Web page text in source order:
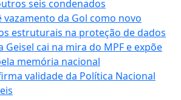
seis condenados
vazamento da Gol como novo
estruturais na proteção de dados
cai na mira do MPF e expõe
memória nacional
validade da Política Nacional